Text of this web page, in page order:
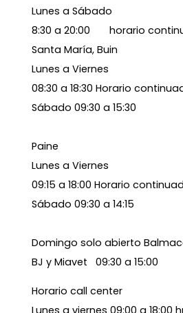
Lunes a Sábado
8:30 a 20:00 horario
Santa María, Buin
Lunes a Viernes
08:30 a 18:30 Horario
Sábado 09:30 a 15:30
Paine
Lunes a Viernes
09:15 a 18:00 Horario
Sábado 09:30 a 14:15
Domingo solo abierto
BJ y Miavet 09:30 a 15:00
Horario call center